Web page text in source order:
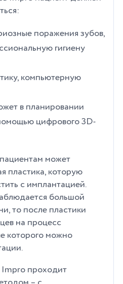
поражения зубов,
гигиену
компьютерную
в планировании
цифрового 3D-
может
пластика, которую
с имплантацией.
большой
то после пластики
на процесс
которого можно
Impro проходит